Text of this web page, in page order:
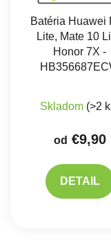
Batéria Huawei
Lite, Mate 10
Honor 7X -
Skladom (>2
od €9,90
DETAIL